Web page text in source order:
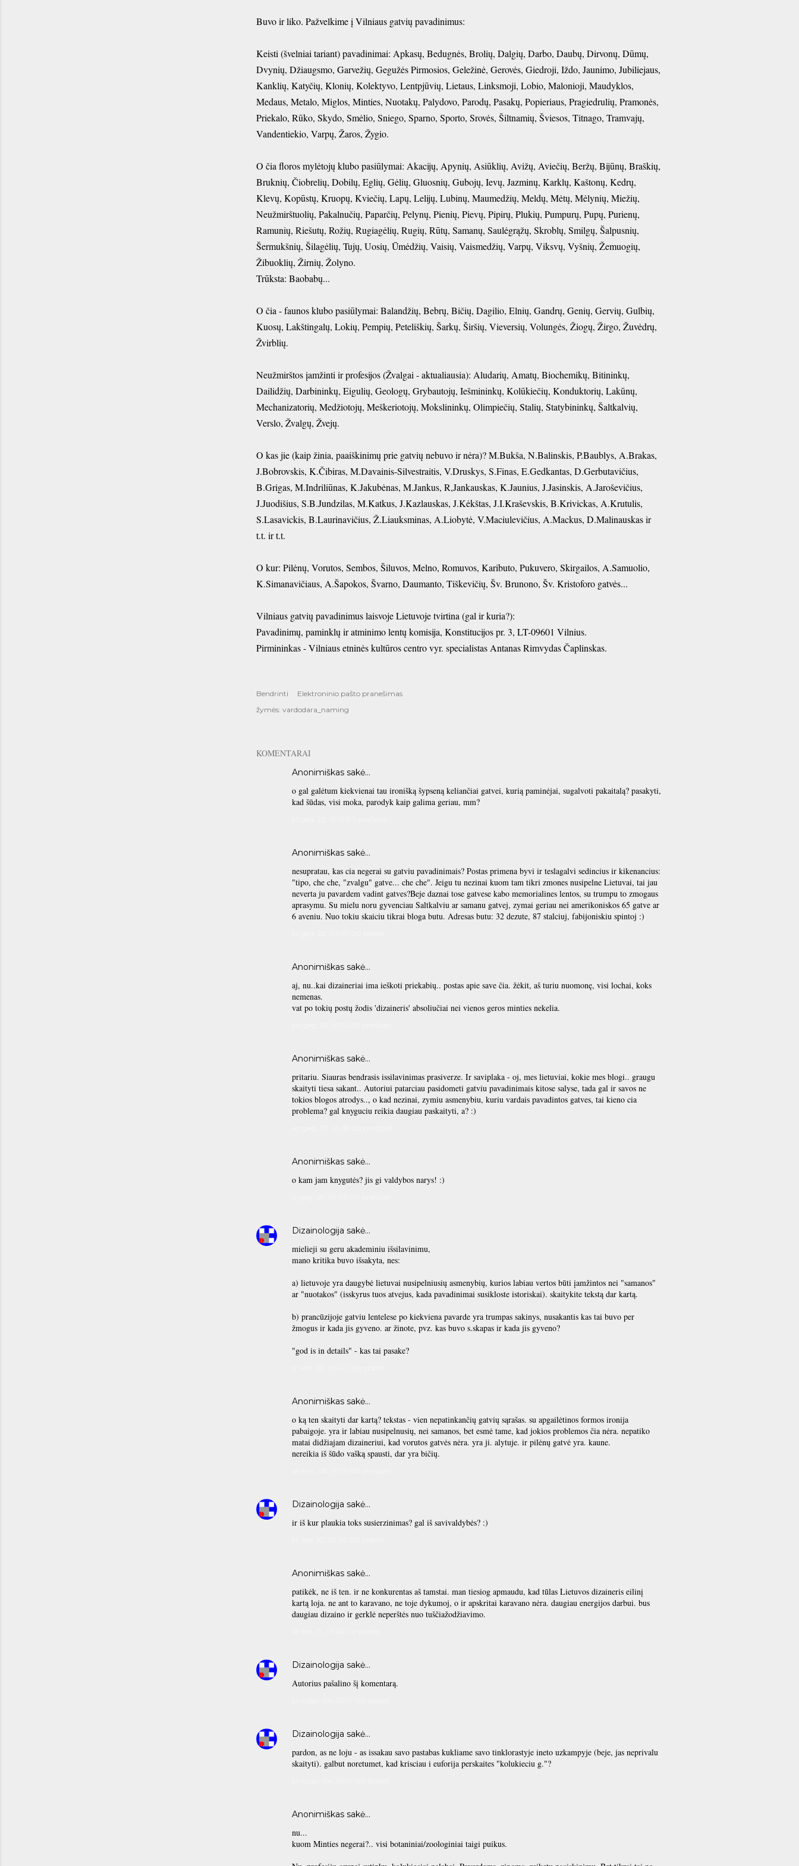
Buvo ir liko. Pažvelkime į Vilniaus gatvių pavadinimus:
Keisti (švelniai tariant) pavadinimai: Apkasų, Bedugnės, Brolių, Dalgių, Darbo, Daubų, Dirvonų, Dūmų,
Dvynių, Džiaugsmo, Garvežių, Gegužės Pirmosios, Geležinė, Gerovės, Giedroji, Iždo, Jaunimo, Jubiliejaus,
Kanklių, Katyčių, Klonių, Kolektyvo, Lentpjūvių, Lietaus, Linksmoji, Lobio, Malonioji, Maudyklos,
Medaus, Metalo, Miglos, Minties, Nuotakų, Palydovo, Parodų, Pasakų, Popieriaus, Pragiedrulių, Pramonės,
Priekalo, Rūko, Skydo, Smėlio, Sniego, Sparno, Sporto, Srovės, Šiltnamių, Šviesos, Titnago, Tramvajų,
Vandentiekio, Varpų, Žaros, Žygio.
O čia floros mylėtojų klubo pasiūlymai: Akacijų, Apynių, Asiūklių, Avižų, Aviečių, Beržų, Bijūnų, Braškių,
Bruknių, Čiobrelių, Dobilų, Eglių, Gėlių, Gluosnių, Gubojų, Ievų, Jazminų, Karklų, Kaštonų, Kedrų,
Klevų, Kopūstų, Kruopų, Kviečių, Lapų, Lelijų, Lubinų, Maumedžių, Meldų, Mėtų, Mėlynių, Miežių,
Neužmirštuolių, Pakalnučių, Paparčių, Pelynų, Pienių, Pievų, Pipirų, Plukių, Pumpurų, Pupų, Purienų,
Ramunių, Riešutų, Rožių, Rugiagėlių, Rugių, Rūtų, Samanų, Saulėgrąžų, Skroblų, Smilgų, Šalpusnių,
Šermukšnių, Šilagėlių, Tujų, Uosių, Ūmėdžių, Vaisių, Vaismedžių, Varpų, Viksvų, Vyšnių, Žemuogių,
Žibuoklių, Žirnių, Žolyno.
Trūksta: Baobabų...
O čia - faunos klubo pasiūlymai: Balandžių, Bebrų, Bičių, Dagilio, Elnių, Gandrų, Genių, Gervių, Gulbių,
Kuosų, Lakštingalų, Lokių, Pempių, Peteliškių, Šarkų, Širšių, Vieversių, Volungės, Žiogų, Žirgo, Žuvėdrų,
Žvirblių.
Neužmirštos įamžinti ir profesijos (Žvalgai - aktualiausia): Aludarių, Amatų, Biochemikų, Bitininkų,
Dailidžių, Darbininkų, Eigulių, Geologų, Grybautojų, Iešmininkų, Kolūkiečių, Konduktorių, Lakūnų,
Mechanizatorių, Medžiotojų, Meškeriotojų, Mokslininkų, Olimpiečių, Stalių, Statybininkų, Šaltkalvių,
Verslo, Žvalgų, Žvejų.
O kas jie (kaip žinia, paaiškinimų prie gatvių nebuvo ir nėra)? M.Bukša, N.Balinskis, P.Baublys, A.Brakas,
J.Bobrovskis, K.Čibiras, M.Davainis-Silvestraitis, V.Druskys, S.Finas, E.Gedkantas, D.Gerbutavičius,
B.Grigas, M.Indriliūnas, K.Jakubėnas, M.Jankus, R,Jankauskas, K.Jaunius, J.Jasinskis, A.Jaroševičius,
J.Juodišius, S.B.Jundzilas, M.Katkus, J.Kazlauskas, J.Kėkštas, J.I.Kraševskis, B.Krivickas, A.Krutulis,
S.Lasavickis, B.Laurinavičius, Ž.Liauksminas, A.Liobytė, V.Maciulevičius, A.Mackus, D.Malinauskas ir
t.t. ir t.t.
O kur: Pilėnų, Vorutos, Sembos, Šiluvos, Melno, Romuvos, Kaributo, Pukuvero, Skirgailos, A.Samuolio,
K.Simanavičiaus, A.Šapokos, Švarno, Daumanto, Tiškevičių, Šv. Brunono, Šv. Kristoforo gatvės...
Vilniaus gatvių pavadinimus laisvoje Lietuvoje tvirtina (gal ir kuria?):
Pavadinimų, paminklų ir atminimo lentų komisija, Konstitucijos pr. 3, LT-09601 Vilnius.
Pirmininkas - Vilniaus etninės kultūros centro vyr. specialistas Antanas Rimvydas Čaplinskas.
Bendrinti
Elektroninio pašto pranešimas
žymės: vardodara_naming
KOMENTARAI
Anonimiškas sakė…
o gal galėtum kiekvienai tau ironišką šypseną keliančiai gatvei, kurią paminėjai, sugalvoti pakaitalą? pasakyti,
kad šūdas, visi moka, parodyk kaip galima geriau, mm?
Anonimiškas sakė…
nesupratau, kas cia negerai su gatviu pavadinimais? Postas primena byvi ir teslagalvi sedincius ir kikenancius:
"tipo, che che, "zvalgu" gatve... che che". Jeigu tu nezinai kuom tam tikri zmones nusipelne Lietuvai, tai jau
neverta ju pavardem vadint gatves?Beje daznai tose gatvese kabo memorialines lentos, su trumpu to zmogaus
aprasymu. Su mielu noru gyvenciau Saltkalviu ar samanu gatvej, zymai geriau nei amerikoniskos 65 gatve ar
6 aveniu. Nuo tokiu skaiciu tikrai bloga butu. Adresas butu: 32 dezute, 87 stalciuj, fabijoniskiu spintoj :)
Anonimiškas sakė…
aj, nu..kai dizaineriai ima ieškoti priekabių.. postas apie save čia. žėkit, aš turiu nuomonę, visi lochai, koks
nemenas.
vat po tokių postų žodis 'dizaineris' absoliučiai nei vienos geros minties nekelia.
Anonimiškas sakė…
pritariu. Siauras bendrasis issilavinimas prasiverze. Ir saviplaka - oj, mes lietuviai, kokie mes blogi.. graugu
skaityti tiesa sakant.. Autoriui patarciau pasidometi gatviu pavadinimais kitose salyse, tada gal ir savos ne
tokios blogos atrodys.., o kad nezinai, zymiu asmenybiu, kuriu vardais pavadintos gatves, tai kieno cia
problema? gal knyguciu reikia daugiau paskaityti, a? :)
Anonimiškas sakė…
o kam jam knygutės? jis gi valdybos narys! :)
Dizainologija sakė…
mielieji su geru akademiniu išsilavinimu,
mano kritika buvo išsakyta, nes:
a) lietuvoje yra daugybė lietuvai nusipelniusių asmenybių, kurios labiau vertos būti įamžintos nei "samanos"
ar "nuotakos" (isskyrus tuos atvejus, kada pavadinimai susikloste istoriskai). skaitykite tekstą dar kartą.
b) prancūzijoje gatviu lentelese po kiekviena pavarde yra trumpas sakinys, nusakantis kas tai buvo per
žmogus ir kada jis gyveno. ar žinote, pvz. kas buvo s.skapas ir kada jis gyveno?
"god is in details" - kas tai pasake?
Anonimiškas sakė…
o ką ten skaityti dar kartą? tekstas - vien nepatinkančių gatvių sąrašas. su apgailėtinos formos ironija
pabaigoje. yra ir labiau nusipelnusių, nei samanos, bet esmė tame, kad jokios problemos čia nėra. nepatiko
matai didžiajam dizaineriui, kad vorutos gatvės nėra. yra ji. alytuje. ir pilėnų gatvė yra. kaune.
nereikia iš šūdo vašką spausti, dar yra bičių.
Dizainologija sakė…
ir iš kur plaukia toks susierzinimas? gal iš savivaldybės? :)
Anonimiškas sakė…
patikėk, ne iš ten. ir ne konkurentas aš tamstai. man tiesiog apmaudu, kad tūlas Lietuvos dizaineris eilinį
kartą loja. ne ant to karavano, ne toje dykumoj, o ir apskritai karavano nėra. daugiau energijos darbui. bus
daugiau dizaino ir gerklė neperštės nuo tuščiažodžiavimo.
Dizainologija sakė…
Autorius pašalino šį komentarą.
Dizainologija sakė…
pardon, as ne loju - as issakau savo pastabas kukliame savo tinklorastyje ineto uzkampyje (beje, jas neprivalu
skaityti). galbut noretumet, kad krisciau i euforija perskaites "kolukieciu g."?
Anonimiškas sakė…
nu...
kuom Minties negerai?.. visi botaniniai/zoologiniai taigi puikus.